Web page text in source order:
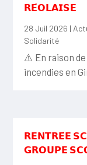
𝗥𝗘́𝗢𝗟𝗔𝗜𝗦𝗘
28 Juil 2026 |
Solidarité
⚠️ En raison
incendies en
𝗥𝗘𝗡𝗧𝗥𝗘́𝗘
𝗚𝗥𝗢𝗨𝗣𝗘